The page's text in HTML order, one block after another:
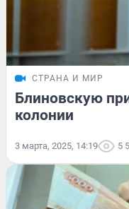
СТРАНА И МИР
Блиновскую
колонии
3 марта, 2025, 14:19 5